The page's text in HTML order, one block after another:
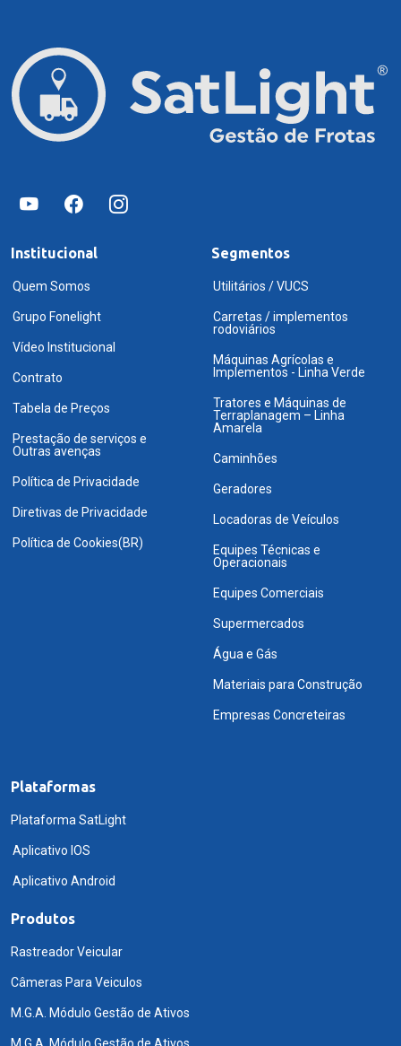
Institucional
Quem Somos
Grupo Fonelight
Vídeo Institucional
Contrato
Tabela de Preços
Prestação de serviços e
Outras avenças
Política de Privacidade
Diretivas de Privacidade
Política de Cookies(BR)
Segmentos
Utilitários / VUCS
Carretas / implementos
rodoviários
Máquinas Agrícolas e
Implementos - Linha Verde
Tratores e Máquinas de
Terraplanagem – Linha
Amarela
Caminhões
Geradores
Locadoras de Veículos
Equipes Técnicas e
Operacionais
Equipes Comerciais
Supermercados
Água e Gás
Materiais para Construção
Empresas Concreteiras
Plataformas
Plataforma SatLight
Aplicativo IOS
Aplicativo Android
Produtos
Rastreador Veicular
Câmeras Para Veiculos
M.G.A. Módulo Gestão de Ativos